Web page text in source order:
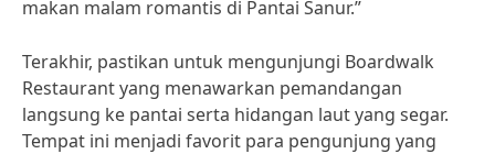
makan malam romantis di Pantai Sanur.”
Terakhir, pastikan untuk mengunjungi Boardwalk
Restaurant yang menawarkan pemandangan
langsung ke pantai serta hidangan laut yang segar.
Tempat ini menjadi favorit para pengunjung yang